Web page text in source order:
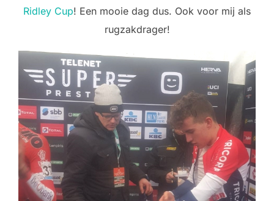
Ridley Cup! Een mooie dag dus. Ook voor mij als
rugzakdrager!